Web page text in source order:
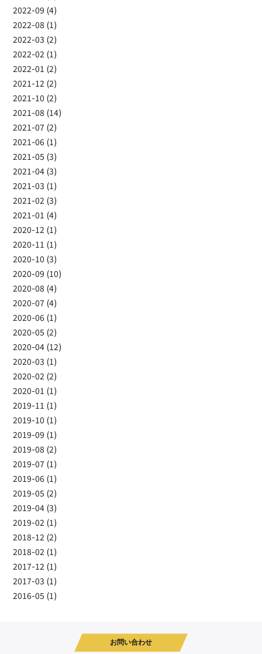
2022-09 (4)
2022-08 (1)
2022-03 (2)
2022-02 (1)
2022-01 (2)
2021-12 (2)
2021-10 (2)
2021-08 (14)
2021-07 (2)
2021-06 (1)
2021-05 (3)
2021-04 (3)
2021-03 (1)
2021-02 (3)
2021-01 (4)
2020-12 (1)
2020-11 (1)
2020-10 (3)
2020-09 (10)
2020-08 (4)
2020-07 (4)
2020-06 (1)
2020-05 (2)
2020-04 (12)
2020-03 (1)
2020-02 (2)
2020-01 (1)
2019-11 (1)
2019-10 (1)
2019-09 (1)
2019-08 (2)
2019-07 (1)
2019-06 (1)
2019-05 (2)
2019-04 (3)
2019-02 (1)
2018-12 (2)
2018-02 (1)
2017-12 (1)
2017-03 (1)
2016-05 (1)
お問い合わせ